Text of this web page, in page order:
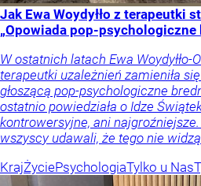
Jak Ewa Woydyłło z terapeutki
„Opowiada pop-psychologiczne
W ostatnich latach Ewa Woydyłło-
terapeutki uzależnień zamieniła
głoszącą pop-psychologiczne
ostatnio powiedziała o Idze
kontrowersyjne, ani
wszyscy udawali, że tego nie
KrajŻyciePsychologiaTylko u Nas